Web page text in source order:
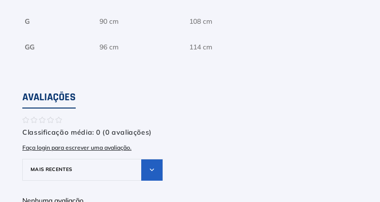
G 90 cm 108 cm
GG 96 cm 114 cm
AVALIAÇÕES
☆☆☆☆☆
Classificação média: 0 (0 avaliações)
Faça login para escrever uma avaliação.
MAIS RECENTES